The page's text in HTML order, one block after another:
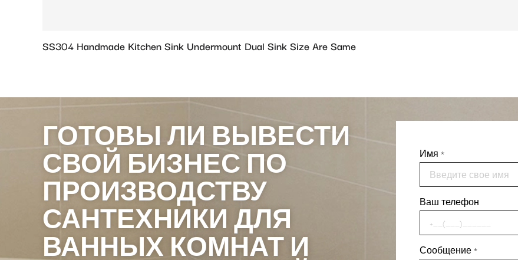
SS304 Handmade Kitchen Sink Undermount Dual Sink Size Are Same
ГОТОВЫ ЛИ ВЫВЕСТИ
СВОЙ БИЗНЕС ПО
ПРОИЗВОДСТВУ
САНТЕХНИКИ ДЛЯ
ВАННЫХ КОМНАТ И
Имя *
Ваш телефон
Сообщение*